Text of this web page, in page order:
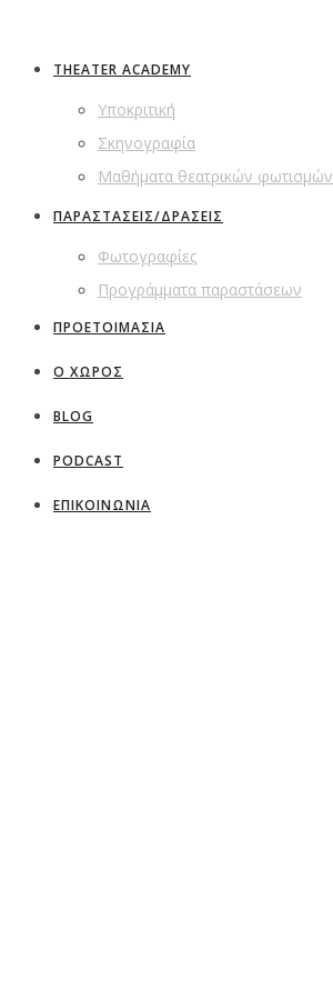
THEATER ACADEMY
Υποκριτική
Σκηνογραφία
Μαθήματα θεατρικών φωτισμών
ΠΑΡΑΣΤΑΣΕΙΣ/ΔΡΑΣΕΙΣ
Φωτογραφίες
Προγράμματα παραστάσεων
ΠΡΟΕΤΟΙΜΑΣΙΑ
Ο ΧΩΡΟΣ
BLOG
PODCAST
ΕΠΙΚΟΙΝΩΝΙΑ